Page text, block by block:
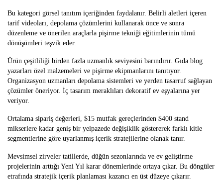
Bu kategori görsel tanıtım içeriğinden faydalanır. Belirli aletleri içeren
tarif videoları, depolama çözümlerini kullanarak önce ve sonra
düzenleme ve önerilen araçlarla pişirme tekniği eğitimlerinin tümü
dönüşümleri teşvik eder.
Ürün çeşitliliği birden fazla uzmanlık seviyesini barındırır. Gıda blog
yazarları özel malzemeleri ve pişirme ekipmanlarını tanıtıyor.
Organizasyon uzmanları depolama sistemleri ve yerden tasarruf sağlayan
çözümler öneriyor. İç tasarım meraklıları dekoratif ev eşyalarına yer
veriyor.
Ortalama sipariş değerleri, $15 mutfak gereçlerinden $400 stand
mikserlere kadar geniş bir yelpazede değişiklik göstererek farklı kitle
segmentlerine göre uyarlanmış içerik stratejilerine olanak tanır.
Mevsimsel zirveler tatillerde, düğün sezonlarında ve ev geliştirme
projelerinin arttığı Yeni Yıl karar dönemlerinde ortaya çıkar. Bu döngüler
etrafında stratejik içerik planlaması kazancı en üst düzeye çıkarır.